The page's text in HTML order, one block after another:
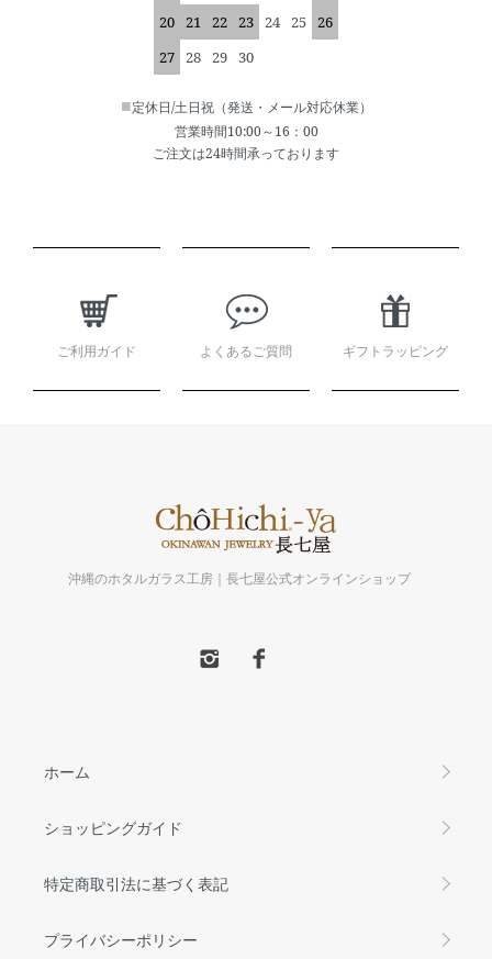
20
21 22 23 24 25
26
27
28 29 30
■定休日/土日祝（発送・メール対応休業）
営業時間10:00～16：00
ご注文は24時間承っております
ご利用ガイド よくあるご質問 ギフトラッピング
沖縄のホタルガラス工房｜長七屋公式オンラインショップ
ホーム
ショッピングガイド
特定商取引法に基づく表記
プライバシーポリシー